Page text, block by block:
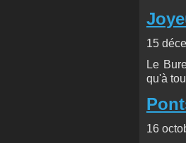
15
Le
qu'à
16